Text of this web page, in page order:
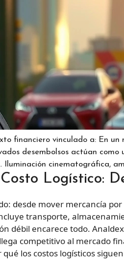
financiero vinculado a: En
desembolsos actúan
Iluminación cinematográfica,
Logístico:
desde mover mercancía
transporte,
débil encarece todo.
competitivo al mercado
los costos logísticos